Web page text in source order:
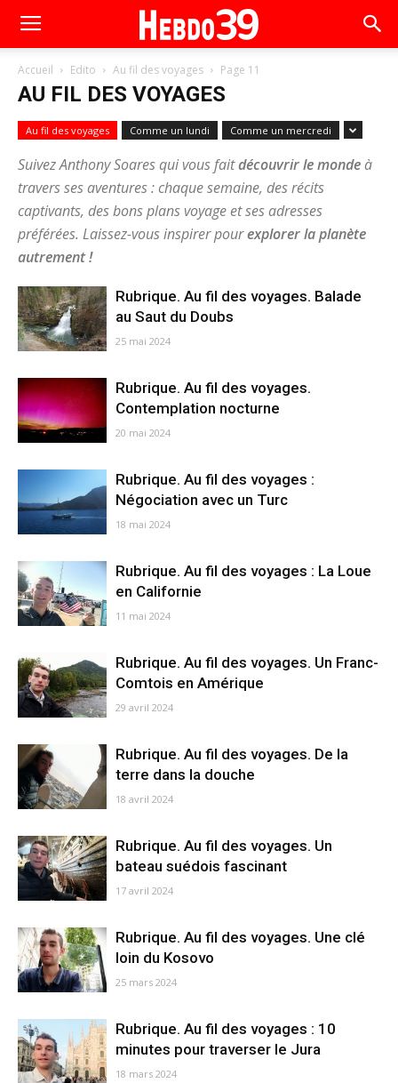
Accueil Edito Au fil des voyages Page 11
AU FIL DES VOYAGES
Au fil des voyages Comme un lundi Comme un mercredi
SuivezAnthony Soaresqui vous faitdécouvrir le mondeà
travers ses aventures : chaque semaine, des récits
captivants, des bons plans voyage et ses adresses
préférées. Laissez-vous inspirer pourexplorer la planète
autrement!
Rubrique. Au fil des voyages. Balade
au Saut du Doubs
25 mai 2024
Rubrique. Au fil des voyages.
Contemplation nocturne
20 mai 2024
Rubrique. Au fil des voyages :
Négociation avec un Turc
18 mai 2024
Rubrique. Au fil des voyages : La Loue
en Californie
11 mai 2024
Rubrique. Au fil des voyages. Un Franc-
Comtois en Amérique
29 avril 2024
Rubrique. Au fil des voyages. De la
terre dans la douche
18 avril 2024
Rubrique. Au fil des voyages. Un
bateau suédois fascinant
17 avril 2024
Rubrique. Au fil des voyages. Une clé
loin du Kosovo
25 mars 2024
Rubrique. Au fil des voyages : 10
minutes pour traverser le Jura
18 mars 2024